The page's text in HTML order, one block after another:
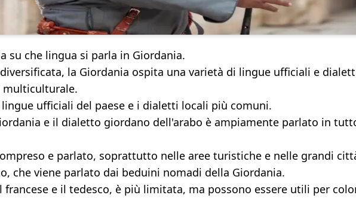
su che lingua si parla in Giordania.
la Giordania ospita una varietà di lingue ufficiali e
multiculturale.
ufficiali del paese e i dialetti locali più comuni.
e il dialetto giordano dell'arabo è ampiamente parlato in
e parlato, soprattutto nelle aree turistiche e nelle grandi
che viene parlato dai beduini nomadi della Giordania.
francese e il tedesco, è più limitata, ma possono essere utili per